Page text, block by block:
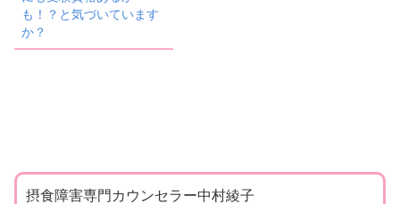
も！？と気づいています
か？
摂食障害専門カウンセラー中村綾子